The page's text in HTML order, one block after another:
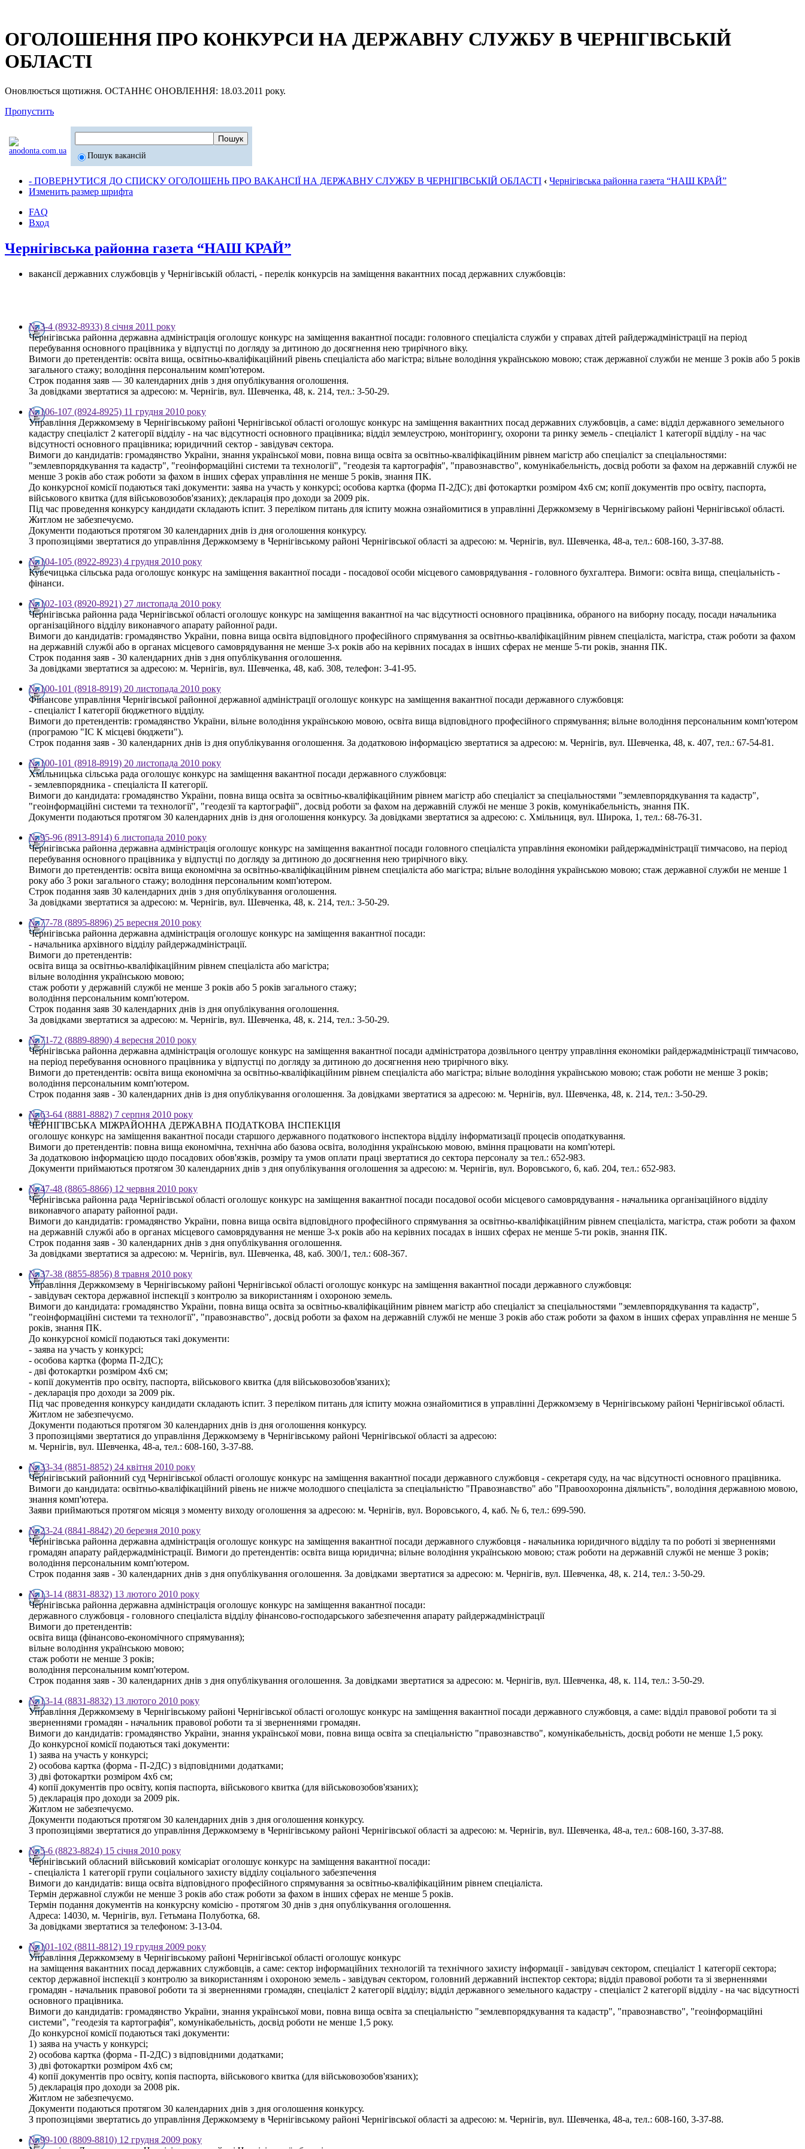
ОГОЛОШЕННЯ ПРО КОНКУРСИ НА ДЕРЖАВНУ СЛУЖБУ В ЧЕРНІГІВСЬКІЙ
ОБЛАСТІ
Оновлюється щотижня. ОСТАННЄ ОНОВЛЕННЯ: 18.03.2011 року.
Пропустить
Пошук вакансій
- ПОВЕРНУТИСЯ ДО СПИСКУ ОГОЛОШЕНЬ ПРО ВАКАНСІЇ НА ДЕРЖАВНУ СЛУЖБУ В ЧЕРНІГІВСЬКІЙ ОБЛАСТІ ‹ Чернігівська районна газета “НАШ КРАЙ”
Изменить размер шрифта
FAQ
Вход
Чернігівська районна газета “НАШ КРАЙ”
вакансії державних службовців у Чернігівській області, - перелік конкурсів на заміщення вакантних посад державних службовців:
№ 3-4 (8932-8933) 8 січня 2011 року
Чернігівська районна державна адміністрація оголошує конкурс на заміщення вакантної посади: головного спеціаліста служби у справах дітей райдержадміністрації на період
перебування основного працівника у відпустці по догляду за дитиною до досягнення нею трирічного віку.
Вимоги до претендентів: освіта вища, освітньо-кваліфікаційний рівень спеціаліста або магістра; вільне володіння українською мовою; стаж державної служби не менше 3 років або 5 років
загального стажу; володіння персональним комп'ютером.
Строк подання заяв — 30 календарних днів з дня опублікування оголошення.
За довідками звертатися за адресою: м. Чернігів, вул. Шевченка, 48, к. 214, тел.: 3-50-29.
№ 106-107 (8924-8925) 11 грудня 2010 року
Управління Держкомзему в Чернігівському районі Чернігівської області оголошує конкурс на заміщення вакантних посад державних службовців, а саме: відділ державного земельного
кадастру спеціаліст 2 категорії відділу - на час відсутності основного працівника; відділ землеустрою, моніторингу, охорони та ринку земель - спеціаліст 1 категорії відділу - на час
відсутності основного працівника; юридичний сектор - завідувач сектора.
Вимоги до кандидатів: громадянство України, знання української мови, повна вища освіта за освітньо-кваліфікаційним рівнем магістр або спеціаліст за спеціальностями:
"землевпорядкування та кадастр", "геоінформаційні системи та технології", "геодезія та картографія", "правознавство", комунікабельність, досвід роботи за фахом на державній службі не
менше 3 років або стаж роботи за фахом в інших сферах управління не менше 5 років, знання ПК.
До конкурсної комісії подаються такі документи: заява на участь у конкурсі; особова картка (форма П-2ДС); дві фотокартки розміром 4х6 см; копії документів про освіту, паспорта,
військового квитка (для військовозобов'язаних); декларація про доходи за 2009 рік.
Під час проведення конкурсу кандидати складають іспит. З переліком питань для іспиту можна ознайомитися в управлінні Держкомзему в Чернігівському районі Чернігівської області.
Житлом не забезпечуємо.
Документи подаються протягом 30 календарних днів із дня оголошення конкурсу.
З пропозиціями звертатися до управління Держкомзему в Чернігівському районі Чернігівської області за адресою: м. Чернігів, вул. Шевченка, 48-а, тел.: 608-160, 3-37-88.
№ 104-105 (8922-8923) 4 грудня 2010 року
Кувечицька сільська рада оголошує конкурс на заміщення вакантної посади - посадової особи місцевого самоврядування - головного бухгалтера. Вимоги: освіта вища, спеціальність -
фінанси.
№ 102-103 (8920-8921) 27 листопада 2010 року
Чернігівська районна рада Чернігівської області оголошує конкурс на заміщення вакантної на час відсутності основного працівника, обраного на виборну посаду, посади начальника
організаційного відділу виконавчого апарату районної ради.
Вимоги до кандидатів: громадянство України, повна вища освіта відповідного професійного спрямування за освітньо-кваліфікаційним рівнем спеціаліста, магістра, стаж роботи за фахом
на державній службі або в органах місцевого самоврядування не менше 3-х років або на керівних посадах в інших сферах не менше 5-ти років, знання ПК.
Строк подання заяв - 30 календарних днів з дня опублікування оголошення.
За довідками звертатися за адресою: м. Чернігів, вул. Шевченка, 48, каб. 308, телефон: 3-41-95.
№ 100-101 (8918-8919) 20 листопада 2010 року
Фінансове управління Чернігівської районної державної адміністрації оголошує конкурс на заміщення вакантної посади державного службовця:
- спеціаліст І категорії бюджетного відділу.
Вимоги до претендентів: громадянство України, вільне володіння українською мовою, освіта вища відповідного професійного спрямування; вільне володіння персональним комп'ютером
(програмою "ІС К місцеві бюджети").
Строк подання заяв - 30 календарних днів із дня опублікування оголошення. За додатковою інформацією звертатися за адресою: м. Чернігів, вул. Шевченка, 48, к. 407, тел.: 67-54-81.
№ 100-101 (8918-8919) 20 листопада 2010 року
Хмільницька сільська рада оголошує конкурс на заміщення вакантної посади державного службовця:
- землевпорядника - спеціаліста ІІ категорії.
Вимоги до кандидата: громадянство України, повна вища освіта за освітньо-кваліфікаційним рівнем магістр або спеціаліст за спеціальностями "землевпорядкування та кадастр",
"геоінформаційні системи та технології", "геодезії та картографії", досвід роботи за фахом на державній службі не менше 3 років, комунікабельність, знання ПК.
Документи подаються протягом 30 календарних днів із дня оголошення конкурсу. За довідками звертатися за адресою: с. Хмільниця, вул. Широка, 1, тел.: 68-76-31.
№ 95-96 (8913-8914) 6 листопада 2010 року
Чернігівська районна державна адміністрація оголошує конкурс на заміщення вакантної посади головного спеціаліста управління економіки райдержадміністрації тимчасово, на період
перебування основного працівника у відпустці по догляду за дитиною до досягнення нею трирічного віку.
Вимоги до претендентів: освіта вища економічна за освітньо-кваліфікаційним рівнем спеціаліста або магістра; вільне володіння українською мовою; стаж державної служби не менше 1
року або 3 роки загального стажу; володіння персональним комп'ютером.
Строк подання заяв 30 календарних днів з дня опублікування оголошення.
За довідками звертатися за адресою: м. Чернігів, вул. Шевченка, 48, к. 214, тел.: 3-50-29.
№ 77-78 (8895-8896) 25 вересня 2010 року
Чернігівська районна державна адміністрація оголошує конкурс на заміщення вакантної посади:
- начальника архівного відділу райдержадміністрації.
Вимоги до претендентів:
освіта вища за освітньо-кваліфікаційним рівнем спеціаліста або магістра;
вільне володіння українською мовою;
стаж роботи у державній службі не менше 3 років або 5 років загального стажу;
володіння персональним комп'ютером.
Строк подання заяв 30 календарних днів із дня опублікування оголошення.
За довідками звертатися за адресою: м. Чернігів, вул. Шевченка, 48, к. 214, тел.: 3-50-29.
№ 71-72 (8889-8890) 4 вересня 2010 року
Чернігівська районна державна адміністрація оголошує конкурс на заміщення вакантної посади адміністратора дозвільного центру управління економіки райдержадміністрації тимчасово,
на період перебування основного працівника у відпустці по догляду за дитиною до досягнення нею трирічного віку.
Вимоги до претендентів: освіта вища економічна за освітньо-кваліфікаційним рівнем спеціаліста або магістра; вільне володіння українською мовою; стаж роботи не менше 3 років;
володіння персональним комп'ютером.
Строк подання заяв - 30 календарних днів із дня опублікування оголошення. За довідками звертатися за адресою: м. Чернігів, вул. Шевченка, 48, к. 214, тел.: 3-50-29.
№ 63-64 (8881-8882) 7 серпня 2010 року
ЧЕРНІГІВСЬКА МІЖРАЙОННА ДЕРЖАВНА ПОДАТКОВА ІНСПЕКЦІЯ
оголошує конкурс на заміщення вакантної посади старшого державного податкового інспектора відділу інформатизації процесів оподаткування.
Вимоги до претендентів: повна вища економічна, технічна або базова освіта, володіння українською мовою, вміння працювати на комп'ютері.
За додатковою інформацією щодо посадових обов'язків, розміру та умов оплати праці звертатися до сектора персоналу за тел.: 652-983.
Документи приймаються протягом 30 календарних днів з дня опублікування оголошення за адресою: м. Чернігів, вул. Воровського, 6, каб. 204, тел.: 652-983.
№ 47-48 (8865-8866) 12 червня 2010 року
Чернігівська районна рада Чернігівської області оголошує конкурс на заміщення вакантної посади посадової особи місцевого самоврядування - начальника організаційного відділу
виконавчого апарату районної ради.
Вимоги до кандидатів: громадянство України, повна вища освіта відповідного професійного спрямування за освітньо-кваліфікаційним рівнем спеціаліста, магістра, стаж роботи за фахом
на державній службі або в органах місцевого самоврядування не менше 3-х років або на керівних посадах в інших сферах не менше 5-ти років, знання ПК.
Строк подання заяв - 30 календарних днів з дня опублікування оголошення.
За довідками звертатися за адресою: м. Чернігів, вул. Шевченка, 48, каб. 300/1, тел.: 608-367.
№ 37-38 (8855-8856) 8 травня 2010 року
Управління Держкомзему в Чернігівському районі Чернігівської області оголошує конкурс на заміщення вакантної посади державного службовця:
- завідувач сектора державної інспекції з контролю за використанням і охороною земель.
Вимоги до кандидата: громадянство України, повна вища освіта за освітньо-кваліфікаційним рівнем магістр або спеціаліст за спеціальностями "землевпорядкування та кадастр",
"геоінформаційні системи та технології", "правознавство", досвід роботи за фахом на державній службі не менше 3 років або стаж роботи за фахом в інших сферах управління не менше 5
років, знання ПК.
До конкурсної комісії подаються такі документи:
- заява на участь у конкурсі;
- особова картка (форма П-2ДС);
- дві фотокартки розміром 4х6 см;
- копії документів про освіту, паспорта, військового квитка (для військовозобов'язаних);
- декларація про доходи за 2009 рік.
Під час проведення конкурсу кандидати складають іспит. З переліком питань для іспиту можна ознайомитися в управлінні Держкомзему в Чернігівському районі Чернігівської області.
Житлом не забезпечуємо.
Документи подаються протягом 30 календарних днів із дня оголошення конкурсу.
З пропозиціями звертатися до управління Держкомзему в Чернігівському районі Чернігівської області за адресою:
м. Чернігів, вул. Шевченка, 48-а, тел.: 608-160, 3-37-88.
№ 33-34 (8851-8852) 24 квітня 2010 року
Чернігівський районний суд Чернігівської області оголошує конкурс на заміщення вакантної посади державного службовця - секретаря суду, на час відсутності основного працівника.
Вимоги до кандидата: освітньо-кваліфікаційний рівень не нижче молодшого спеціаліста за спеціальністю "Правознавство" або "Правоохоронна діяльність", володіння державною мовою,
знання комп'ютера.
Заяви приймаються протягом місяця з моменту виходу оголошення за адресою: м. Чернігів, вул. Воровського, 4, каб. № 6, тел.: 699-590.
№ 23-24 (8841-8842) 20 березня 2010 року
Чернігівська районна державна адміністрація оголошує конкурс на заміщення вакантної посади державного службовця - начальника юридичного відділу та по роботі зі зверненнями
громадян апарату райдержадміністрації. Вимоги до претендентів: освіта вища юридична; вільне володіння українською мовою; стаж роботи на державній службі не менше 3 років;
володіння персональним комп'ютером.
Строк подання заяв - 30 календарних днів з дня опублікування оголошення. За довідками звертатися за адресою: м. Чернігів, вул. Шевченка, 48, к. 214, тел.: 3-50-29.
№ 13-14 (8831-8832) 13 лютого 2010 року
Чернігівська районна державна адміністрація оголошує конкурс на заміщення вакантної посади:
державного службовця - головного спеціаліста відділу фінансово-господарського забезпечення апарату райдержадміністрації
Вимоги до претендентів:
освіта вища (фінансово-економічного спрямування);
вільне володіння українською мовою;
стаж роботи не менше 3 років;
володіння персональним комп'ютером.
Строк подання заяв - 30 календарних днів з дня опублікування оголошення. За довідками звертатися за адресою: м. Чернігів, вул. Шевченка, 48, к. 114, тел.: 3-50-29.
№ 13-14 (8831-8832) 13 лютого 2010 року
Управління Держкомзему в Чернігівському районі Чернігівської області оголошує конкурс на заміщення вакантної посади державного службовця, а саме: відділ правової роботи та зі
зверненнями громадян - начальник правової роботи та зі зверненнями громадян.
Вимоги до кандидатів: громадянство України, знання української мови, повна вища освіта за спеціальністю "правознавство", комунікабельність, досвід роботи не менше 1,5 року.
До конкурсної комісії подаються такі документи:
1) заява на участь у конкурсі;
2) особова картка (форма - П-2ДС) з відповідними додатками;
3) дві фотокартки розміром 4х6 см;
4) копії документів про освіту, копія паспорта, військового квитка (для військовозобов'язаних);
5) декларація про доходи за 2009 рік.
Житлом не забезпечуємо.
Документи подаються протягом 30 календарних днів з дня оголошення конкурсу.
З пропозиціями звертатися до управління Держкомзему в Чернігівському районі Чернігівської області за адресою: м. Чернігів, вул. Шевченка, 48-а, тел.: 608-160, 3-37-88.
№ 5-6 (8823-8824) 15 січня 2010 року
Чернігівський обласний військовий комісаріат оголошує конкурс на заміщення вакантної посади:
- спеціаліста 1 категорії групи соціального захисту відділу соціального забезпечення
Вимоги до кандидатів: вища освіта відповідного професійного спрямування за освітньо-кваліфікаційним рівнем спеціаліста.
Термін державної служби не менше 3 років або стаж роботи за фахом в інших сферах не менше 5 років.
Термін подання документів на конкурсну комісію - протягом 30 днів з дня опублікування оголошення.
Адреса: 14030, м. Чернігів, вул. Гетьмана Полуботка, 68.
За довідками звертатися за телефоном: 3-13-04.
№ 101-102 (8811-8812) 19 грудня 2009 року
Управління Держкомзему в Чернігівському районі Чернігівської області оголошує конкурс
на заміщення вакантних посад державних службовців, а саме: сектор інформаційних технологій та технічного захисту інформації - завідувач сектором, спеціаліст 1 категорії сектора;
сектор державної інспекції з контролю за використанням і охороною земель - завідувач сектором, головний державний інспектор сектора; відділ правової роботи та зі зверненнями
громадян - начальник правової роботи та зі зверненнями громадян, спеціаліст 2 категорії відділу; відділ державного земельного кадастру - спеціаліст 2 категорії відділу - на час відсутності
основного працівника.
Вимоги до кандидатів: громадянство України, знання української мови, повна вища освіта за спеціальністю "землевпорядкування та кадастр", "правознавство", "геоінформаційні
системи", "геодезія та картографія", комунікабельність, досвід роботи не менше 1,5 року.
До конкурсної комісії подаються такі документи:
1) заява на участь у конкурсі;
2) особова картка (форма - П-2ДС) з відповідними додатками;
3) дві фотокартки розміром 4х6 см;
4) копії документів про освіту, копія паспорта, військового квитка (для військовозобов'язаних);
5) декларація про доходи за 2008 рік.
Житлом не забезпечуємо.
Документи подаються протягом 30 календарних днів з дня оголошення конкурсу.
З пропозиціями звертатись до управління Держкомзему в Чернігівському районі Чернігівської області за адресою: м. Чернігів, вул. Шевченка, 48-а, тел.: 608-160, 3-37-88.
№ 99-100 (8809-8810) 12 грудня 2009 року